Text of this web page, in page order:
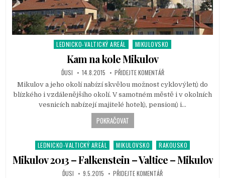
P
e
d
i
LEDNICKO-VALTICKÝ AREÁL MIKULOVSKO
Kam na kole Mikulov
ĎUSI 14.8.2015 PŘIDEJTE KOMENTÁŘ
Mikulov a jeho okolí nabízí skvělou možnost cyklovýletů do
blízkého i vzdálenějšího okolí. V samotném městě i v okolních
vesnicích nabízejí majitelé hotelů, pensionů i…
POKRAČOVAT
P
o
s
LEDNICKO-VALTICKÝ AREÁL MIKULOVSKO RAKOUSKO
Mikulov 2013 – Falkenstein – Valtice – Mikulov
ĎUSI 9.5.2015 PŘIDEJTE KOMENTÁŘ